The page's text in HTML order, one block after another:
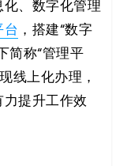
、数字化管理
台 ，搭建“数字
简称“管理平
线上化办理，
提升工作效